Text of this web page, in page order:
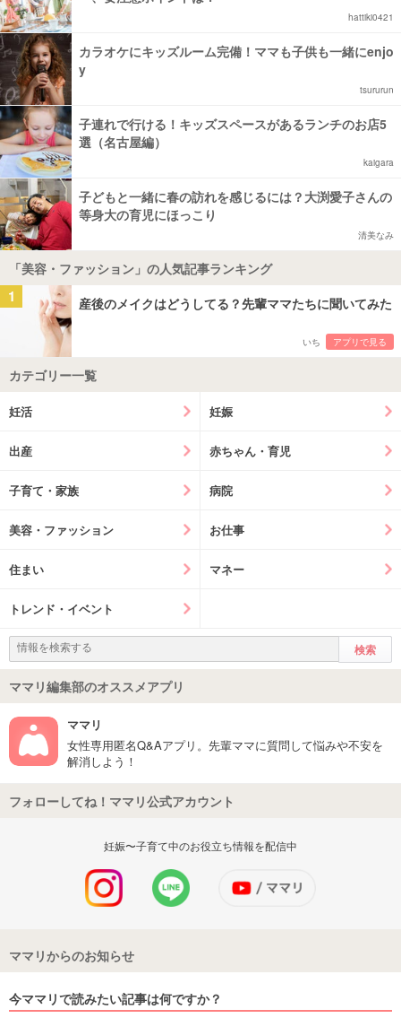
hattiki0421
カラオケにキッズルーム完備！ママも子供も一緒にenjo
y
tsururun
子連れで行ける！キッズスペースがあるランチのお店5
選（名古屋編）
kaigara
子どもと一緒に春の訪れを感じるには？大渕愛子さんの
等身大の育児にほっこり
清美なみ
「美容・ファッション」の人気記事ランキング
1 産後のメイクはどうしてる？先輩ママたちに聞いてみた
いち アプリで見る
カテゴリー一覧
妊活 妊娠
出産 赤ちゃん・育児
子育て・家族 病院
美容・ファッション お仕事
住まい マネー
トレンド・イベント
ママリ編集部のオススメアプリ
ママリ
女性専用匿名Q&Aアプリ。先輩ママに質問して悩みや不安を
解消しよう！
フォローしてね！ママリ公式アカウント
妊娠〜子育て中のお役立ち情報を配信中
ママリからのお知らせ
今ママリで読みたい記事は何ですか？